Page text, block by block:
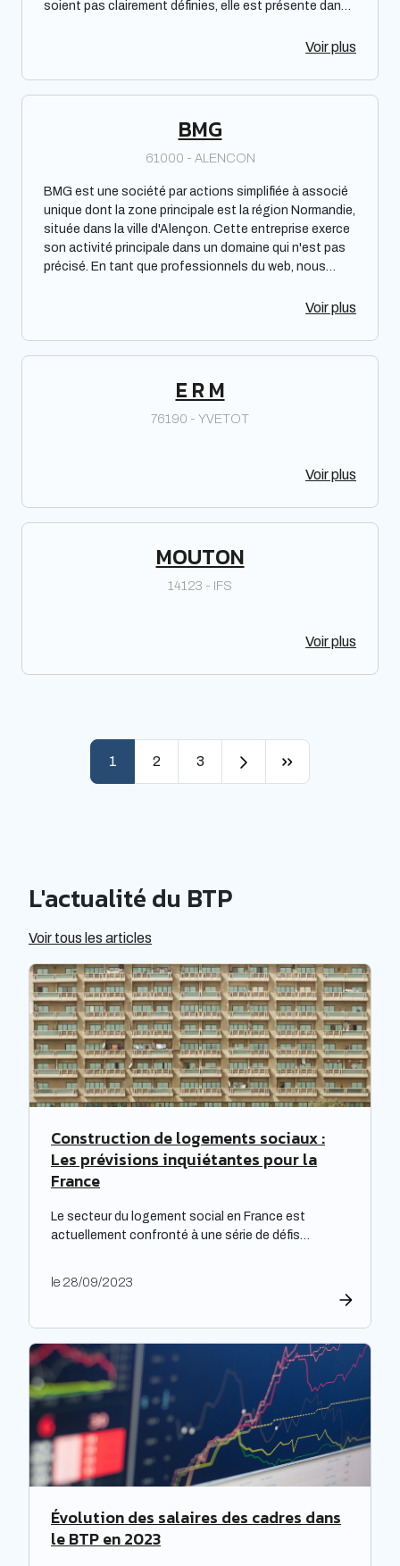
soient pas clairement définies, elle est présente dans
en ligne. Veuillez noter que cette description vise à
exprimer un avis positif sur l'entreprise ni mentionner
des performances spécifiques.
Voir plus
BMG
61000 - ALENCON
BMG est une société par actions simplifiée à associé
unique dont la zone principale est la région Normandie,
située dans la ville d'Alençon. Cette entreprise exerce
son activité principale dans un domaine qui n'est pas
précisé. En tant que professionnels du web, nous
objectivité, sans évoquer de performances, notoriété
renseigner sur leurs services.
Voir plus
E R M
76190 - YVETOT
Voir plus
MOUTON
14123 - IFS
Voir plus
Page navigation
Current Page
1
Page
2
Page
3
L'actualité du BTP
Voir tous les articles
Construction de logements sociaux :
Les prévisions inquiétantes pour la
France
Le secteur du logement social en France est
actuellement confronté à une série de défis
répondre à leurs obligations de rénovation, mais
étude prospective réalisée par la Banque des
territoires met en lumière les enjeux majeurs […]
le 28/09/2023
Évolution des salaires des cadres dans
le BTP en 2023